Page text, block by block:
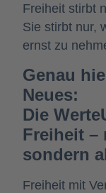
Freiheit stirbt
Sie stirbt nur,
ernst zu
Genau
Neues:
Die
Freiheit –
sondern
Freiheit mit